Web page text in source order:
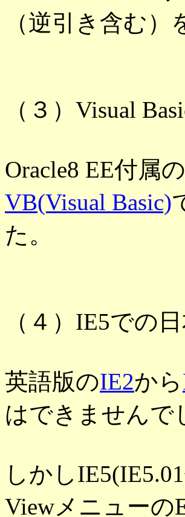
（逆引き含む）
（３）Visual
Oracle8 EE付属
VB(Visual Basic)
た。
（４）IE5での
英語版のIE2から
はできませんで
しかし
Viewメニューの